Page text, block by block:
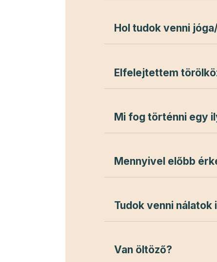
Hol tudok venni
Elfelejtettem
Mi fog történni egy
Mennyivel előbb
Tudok venni
Van öltöző?